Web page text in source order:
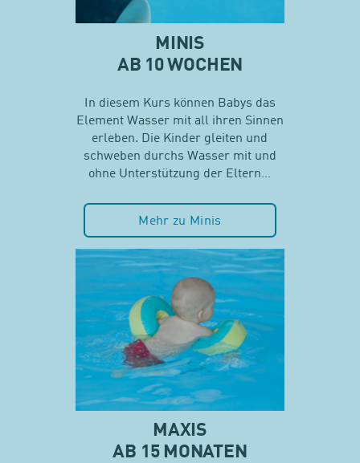
MINIS
AB 10 WOCHEN
In diesem Kurs können Babys das
Element Wasser mit all ihren Sinnen
erleben. Die Kinder gleiten und
schweben durchs Wasser mit und
ohne Unterstützung der Eltern…
Mehr zu Minis
MAXIS
AB 15 MONATEN